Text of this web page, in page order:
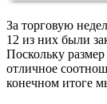
За торговую
12 из них были
Поскольку
отличное
конечном итоге